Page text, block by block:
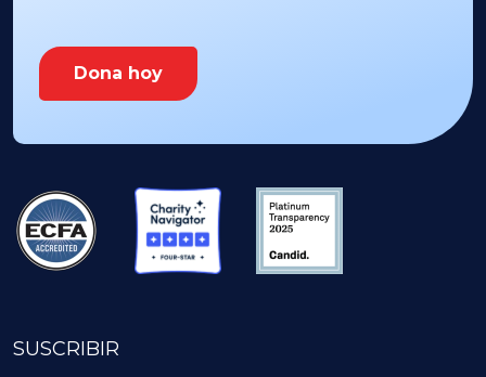
Dona hoy
SUSCRIBIR